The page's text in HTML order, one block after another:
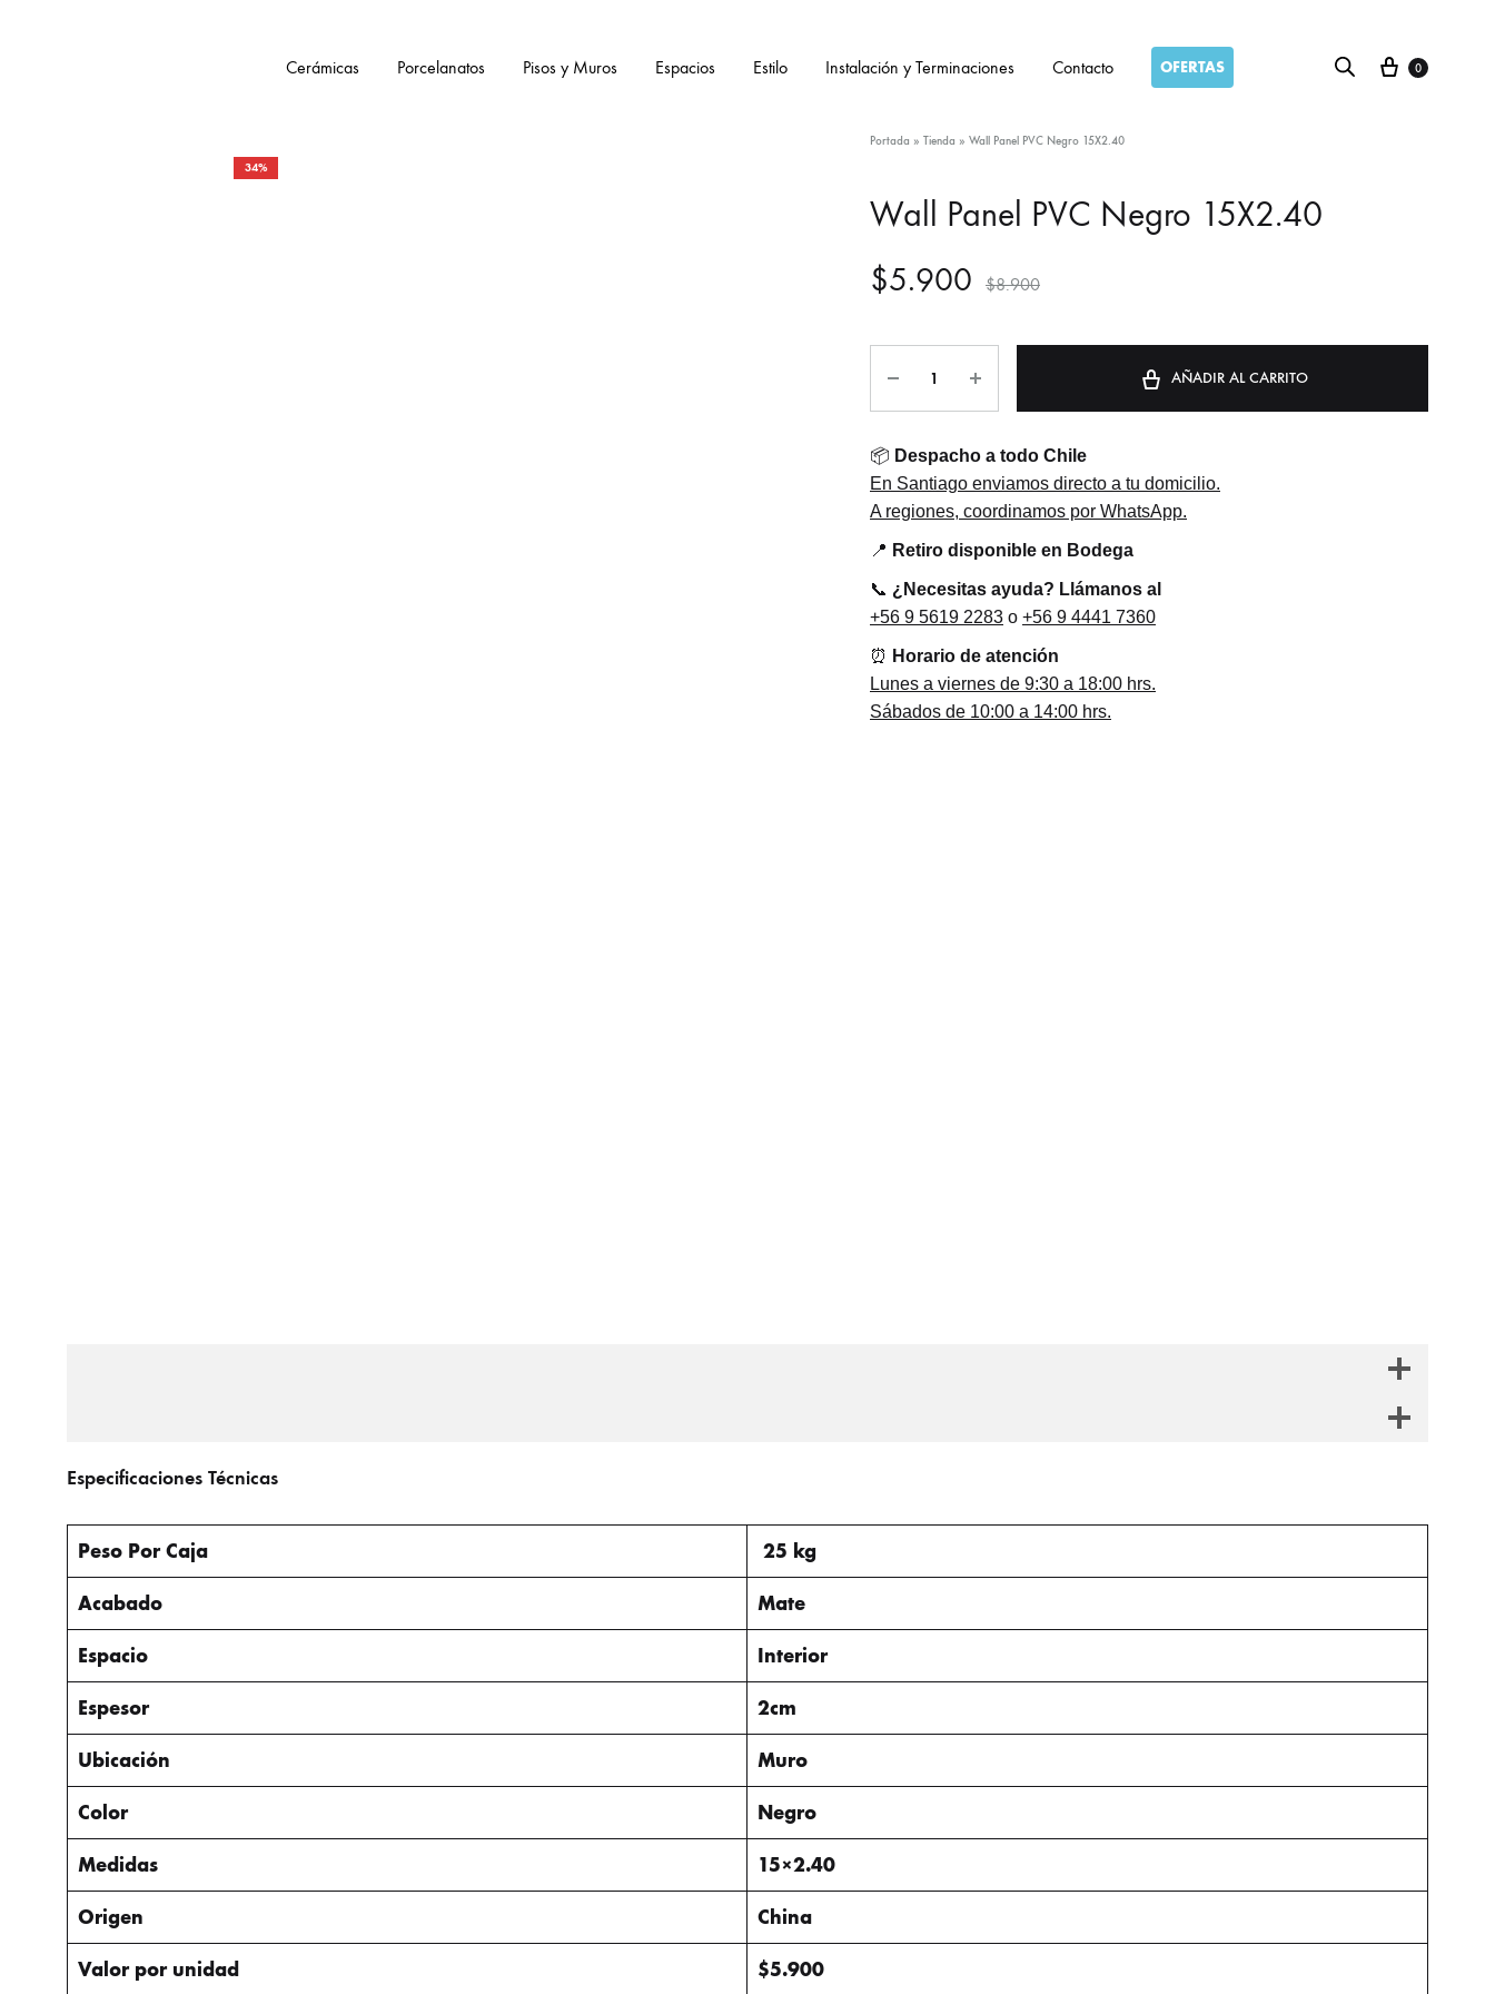
Cerámicas Porcelanatos Pisos y Muros Espacios Estilo Instalación y Terminaciones Contacto OFERTAS Carro
0
34%
Portada » Tienda » Wall Panel PVC Negro 15X2.40
Wall Panel PVC Negro 15X2.40
$5.900 $8.900
AÑADIR AL CARRITO
📦 Despacho a todo Chile
En Santiago enviamos directo a tu domicilio.
A regiones, coordinamos por WhatsApp.
📍 Retiro disponible en Bodega
📞 ¿Necesitas ayuda? Llámanos al
+56 9 5619 2283 o +56 9 4441 7360
⏰ Horario de atención
Lunes a viernes de 9:30 a 18:00 hrs.
Sábados de 10:00 a 14:00 hrs.
Especificaciones Técnicas
Peso Por Caja 25 kg
Acabado Mate
Espacio Interior
Espesor 2cm
Ubicación Muro
Color Negro
Medidas 15×2.40
Origen China
Valor por unidad $5.900